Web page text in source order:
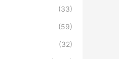
(33)
(59)
(32)